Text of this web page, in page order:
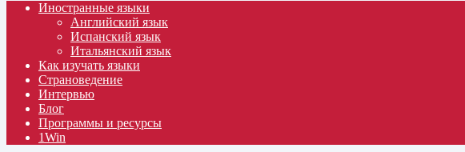
Иностранные языки
Английский язык
Испанский язык
Итальянский язык
Как изучать языки
Страноведение
Интервью
Блог
Программы и ресурсы
1Win